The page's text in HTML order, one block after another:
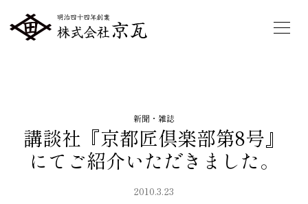
新聞・雑誌
講談社『京都匠倶楽部第8号』
にてご紹介いただきました。
2010.3.23